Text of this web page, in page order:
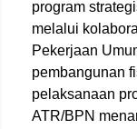
program
melalui
Pekerjaan
pembangunan
pelaksanaan
ATR/BPN